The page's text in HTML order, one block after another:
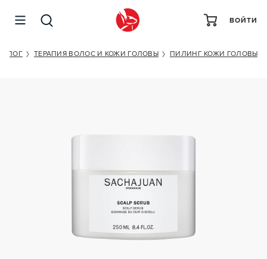
ВОЙТИ
ТЕРАПИЯ ВОЛОС И КОЖИ ГОЛОВЫ ПИЛИНГ КОЖИ ГОЛОВЫ
SACHAJUAN SCALP SCRUB